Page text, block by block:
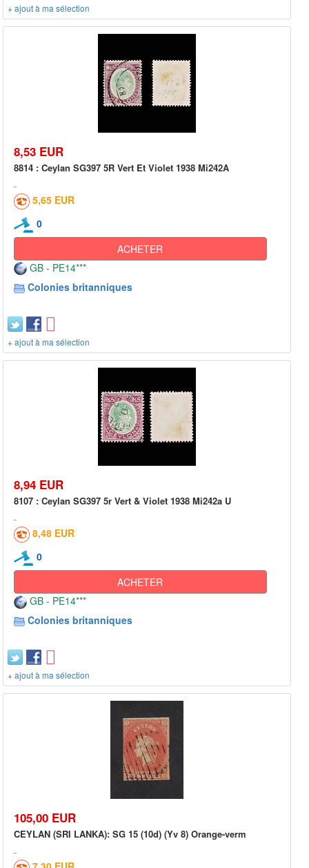
+ ajout à ma sélection
8,53 EUR
8814 : Ceylan SG397 5R Vert Et Violet 1938 Mi242A
5,65 EUR
0
ACHETER
GB - PE14***
Colonies britanniques
+ ajout à ma sélection
8,94 EUR
8107 : Ceylan SG397 5r Vert & Violet 1938 Mi242a U
8,48 EUR
0
ACHETER
GB - PE14***
Colonies britanniques
+ ajout à ma sélection
105,00 EUR
CEYLAN (SRI LANKA): SG 15 (10d) (Yv 8) Orange-verm